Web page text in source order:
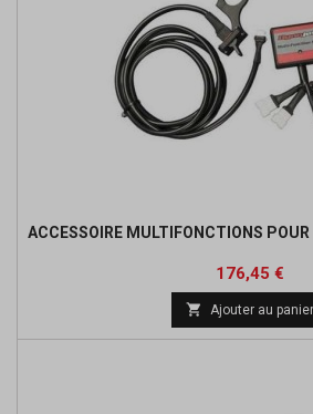
ACCESSOIRE MULTIFONCTIONS
Prix
176,45 €Prix
de
 Ajouter au panier